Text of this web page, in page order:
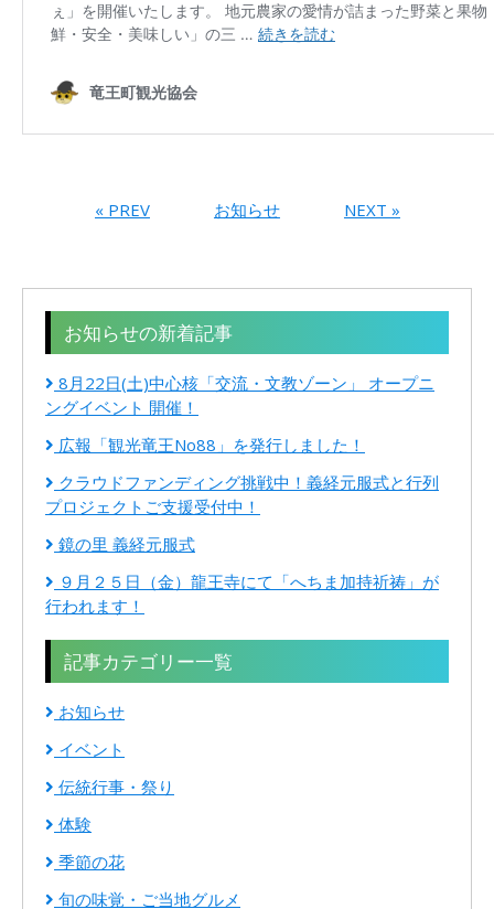
« PREV お知らせ NEXT »
お知らせの新着記事
8月22日(土)中心核「交流・文教ゾーン」 オープニ
ングイベント 開催！
広報「観光竜王No88」を発行しました！
クラウドファンディング挑戦中！義経元服式と行列
プロジェクトご支援受付中！
鏡の里 義経元服式
９月２５日（金）龍王寺にて「へちま加持祈祷」が
行われます！
記事カテゴリー一覧
お知らせ
イベント
伝統行事・祭り
体験
季節の花
旬の味覚・ご当地グルメ